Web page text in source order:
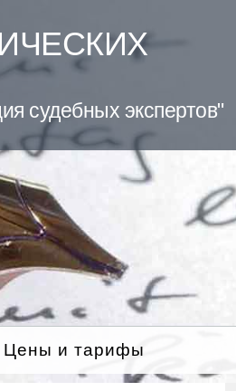
судебных экспертов"
Цены и тарифы